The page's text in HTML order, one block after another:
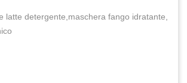
latte detergente,maschera fango idratante,